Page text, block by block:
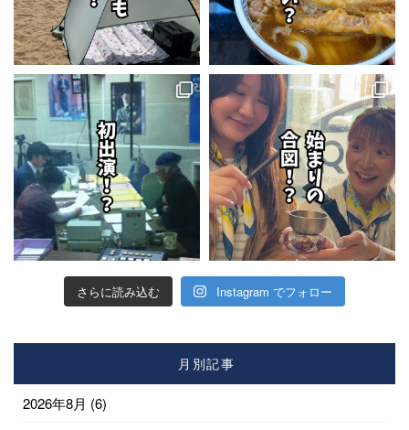
さらに読み込む Instagram でフォロー
月別記事
2026年8月 (6)